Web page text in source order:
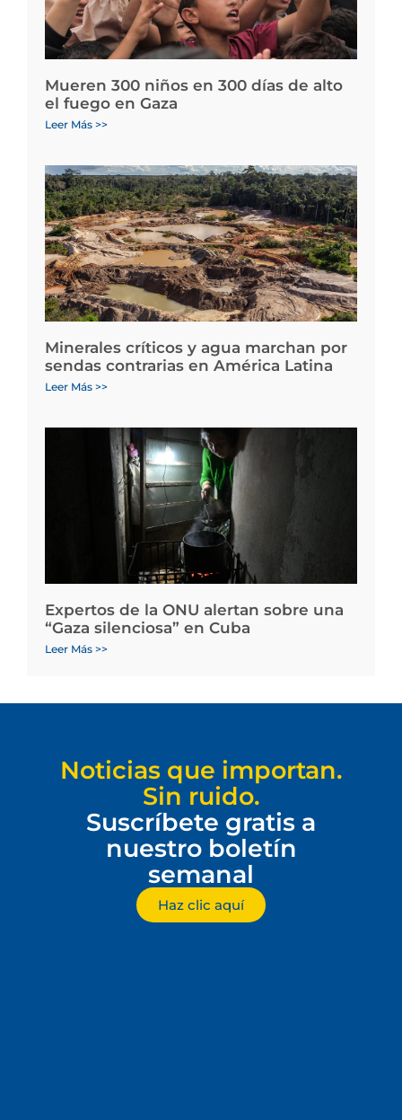
Mueren 300 niños en 300 días de alto
el fuego en Gaza
Leer Más >>
Minerales críticos y agua marchan por
sendas contrarias en América Latina
Leer Más >>
Expertos de la ONU alertan sobre una
“Gaza silenciosa” en Cuba
Leer Más >>
Noticias que importan.
Sin ruido.
Suscríbete gratis a
nuestro boletín
semanal
Haz clic aquí